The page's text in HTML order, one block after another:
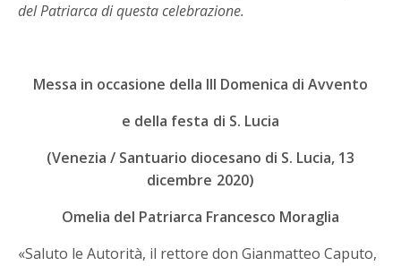
del Patriarca di questa celebrazione.
Messa in occasione della III Domenica di Avvento
e della festa di S. Lucia
(Venezia / Santuario diocesano di S. Lucia, 13
dicembre 2020)
Omelia del Patriarca Francesco Moraglia
«Saluto le Autorità, il rettore don Gianmatteo Caputo,